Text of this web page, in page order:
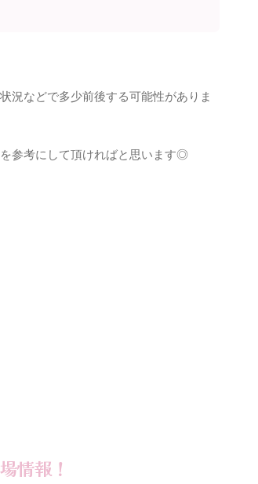
況などで多少前後する可能性がありま
参考にして頂ければと思います◎
情報！